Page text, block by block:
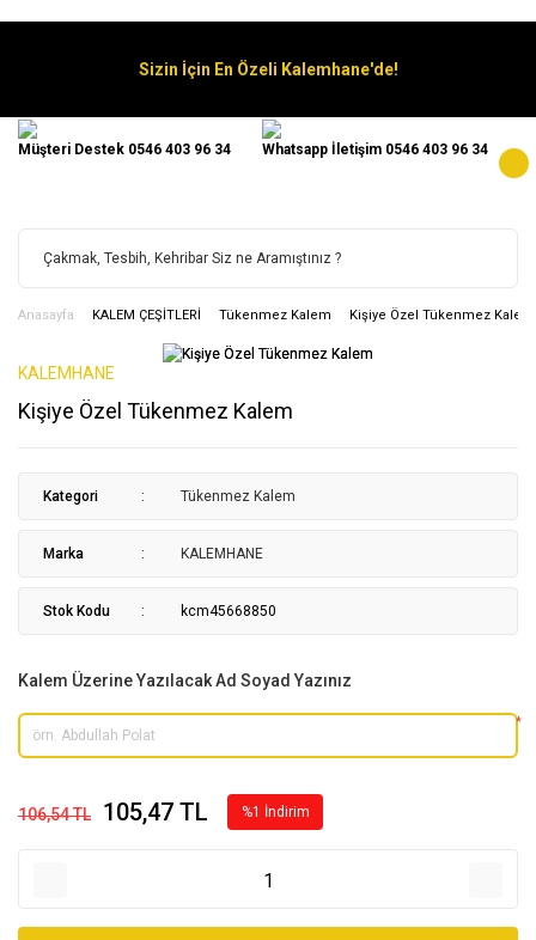
Sizin İçin En Özeli Kalemhane'de!
Müşteri Destek 0546 403 96 34 Whatsapp İletişim 0546 403 96 34
Anasayfa KALEM ÇEŞİTLERİ Tükenmez Kalem Kişiye Özel Tükenmez Kalem
KALEMHANE
Kişiye Özel Tükenmez Kalem
Kategori Tükenmez Kalem
Marka KALEMHANE
Stok Kodu kcm45668850
Kalem Üzerine Yazılacak Ad Soyad Yazınız
*
106,54 TL 105,47 TL %1 İndirim